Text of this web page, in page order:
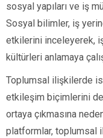
sosyal yapıları ve iş
Sosyal bilimler, iş
etkilerini inceleyerek,
kültürleri anlamaya
Toplumsal ilişkilerde
etkileşim biçimlerini
ortaya çıkmasına
platformlar, toplumsal